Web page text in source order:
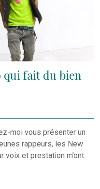
qui fait du bien
moi vous présenter un
rappeurs, les New
voix et prestation m’ont